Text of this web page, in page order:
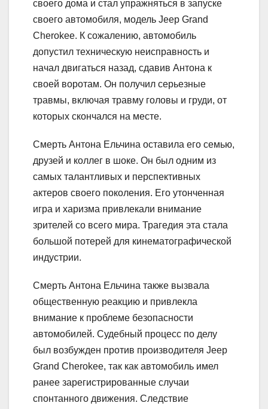
своего дома и стал упражняться в запуске
своего автомобиля, модель Jeep Grand
Cherokee. К сожалению, автомобиль
допустил техническую неисправность и
начал двигаться назад, сдавив Антона к
своей воротам. Он получил серьезные
травмы, включая травму головы и груди, от
которых скончался на месте.
Смерть Антона Ельчина оставила его семью,
друзей и коллег в шоке. Он был одним из
самых талантливых и перспективных
актеров своего поколения. Его утонченная
игра и харизма привлекали внимание
зрителей со всего мира. Трагедия эта стала
большой потерей для кинематографической
индустрии.
Смерть Антона Ельчина также вызвала
общественную реакцию и привлекла
внимание к проблеме безопасности
автомобилей. Судебный процесс по делу
был возбужден против производителя Jeep
Grand Cherokee, так как автомобиль имел
ранее зарегистрированные случаи
спонтанного движения. Следствие